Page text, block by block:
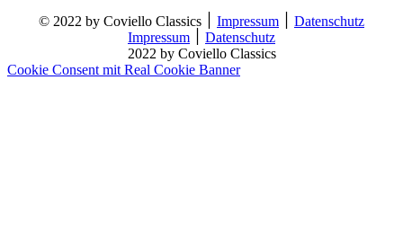
Impressum
Datenschutz
Impressum
Datenschutz
2022 by Coviello Classics
Cookie Consent mit Real Cookie Banner